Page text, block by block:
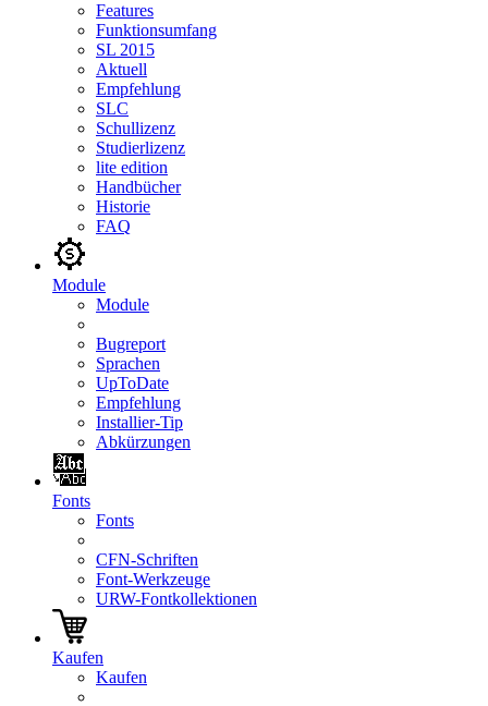
Features
Funktionsumfang
SL 2015
Aktuell
Empfehlung
SLC
Schullizenz
Studierlizenz
lite edition
Handbücher
Historie
FAQ
Module
Module
Bugreport
Sprachen
UpToDate
Empfehlung
Installier-Tip
Abkürzungen
Fonts
Fonts
CFN-Schriften
Font-Werkzeuge
URW-Fontkollektionen
Kaufen
Kaufen